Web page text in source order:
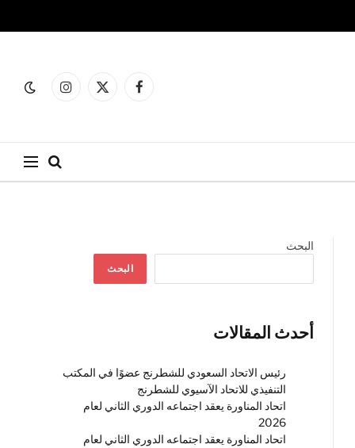
فيسبوكX
الانستغرام
البحث
البحث
أحدث المقالات
رئيس الاتحاد السعودي للشطرنج عضوًا في المكتب
التنفيذي للاتحاد الآسيوي للشطرنج
اتحاد المناورة يعقد اجتماعه الدوري الثاني لعام
2026
اتحاد المناورة يعقد اجتماعه الدوري الثاني لعام